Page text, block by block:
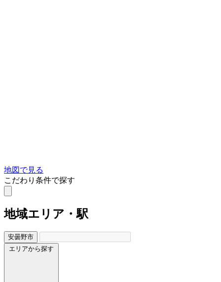
地図で見る
こだわり条件で探す
地域エリア・駅
安曇野市
エリアから探す